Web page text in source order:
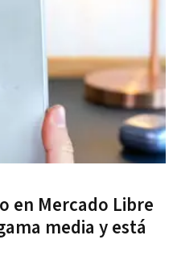
en Mercado Libre
media y está